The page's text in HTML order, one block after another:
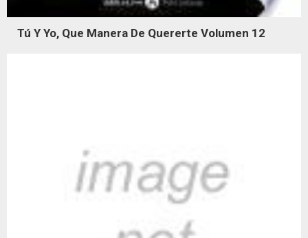
Tú Y Yo, Que Manera De Quererte Volumen 12